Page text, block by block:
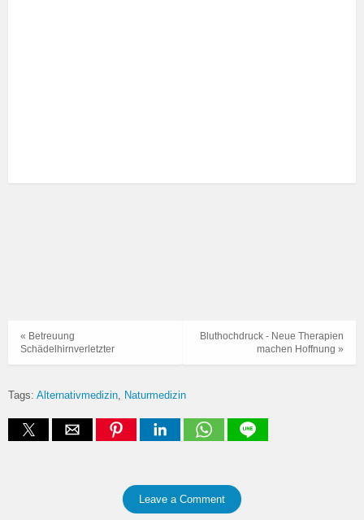
Bluthochdruck - Neue Therapien
machen Hoffnung »
« Betreuung
Schädelhirnverletzter
Tags: Alternativmedizin Naturmedizin
Leave a Comment